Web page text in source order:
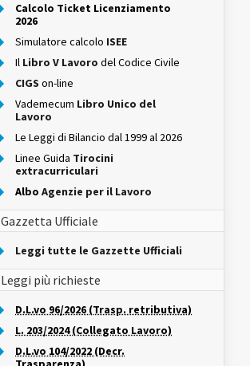
Calcolo Ticket Licenziamento
2026
Simulatore calcolo ISEE
Il Libro V Lavoro del Codice Civile
CIGS on-line
Vademecum Libro Unico del
Lavoro
Le Leggi di Bilancio dal 1999 al 2026
Linee Guida Tirocini
extracurriculari
Albo Agenzie per il Lavoro
Gazzetta Ufficiale
Leggi tutte le Gazzette Ufficiali
Leggi più richieste
D.L.vo 96/2026 (Trasp. retributiva)
L. 203/2024 (Collegato Lavoro)
D.L.vo 104/2022 (Decr.